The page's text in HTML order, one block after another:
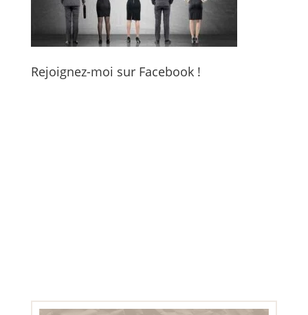
Rejoignez-moi sur Facebook !